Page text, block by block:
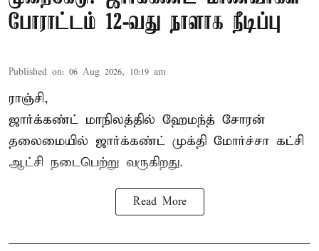
போராட்டம் 12-வது நாளாக நீடிப்பு
Published on: 06 Aug 2026, 10:19 am
ராஞ்சி,
ஜார்க்கண்ட் மாநிலத்தில் ஹேமந்த் சோரன்
தலைமையில் ஜார்க்கண்ட் முக்தி மோர்ச்சா கட்சி
ஆட்சி நடைபெற்று வருகிறது.
Read More